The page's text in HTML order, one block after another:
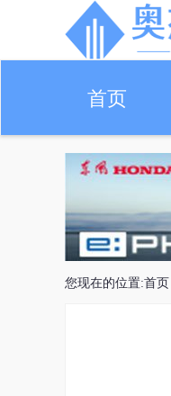
首页
您现在的位置:首页